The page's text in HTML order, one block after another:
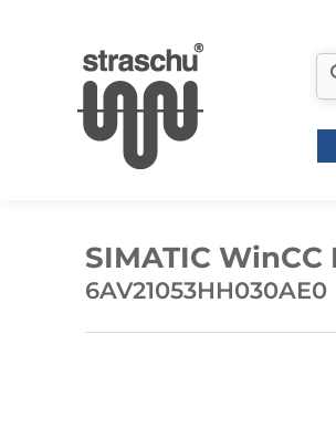
SIMATIC WinCC
6AV21053HH030AE0